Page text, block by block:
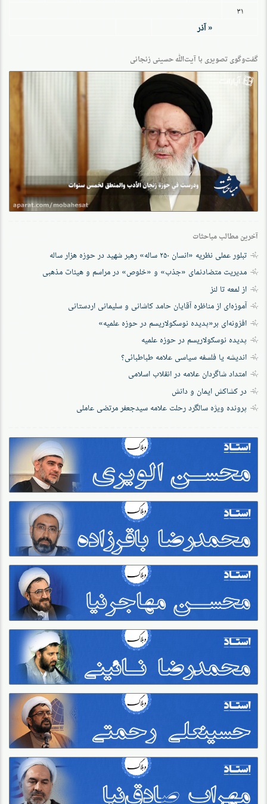
۳۱
« آذر
گفت‌وگو‌ی تصویری با آیت‌الله حسینی زنجانی
آخرین مطالب مباحثات
تبلور عملی نظریه «انسان ۲۵۰ ساله» رهبر شهید در حوزه هزار ساله
مدیریت متضادنمای «جذب» و «خلوص» در مراسم و هیئات مذهبی
از لمعه تا لنز
آموزه‌ای از مناظره آقایان حامد کاشانی و سلیمانی اردستانی
افزونه‌ای بر«پدیده نوسکولاریسم در حوزه‌ علمیه»
پدیده نوسکولاریسم در حوزه علمیه
اندیشه یا فلسفه سیاسی علامه طباطبائی؟
امتداد شاگردان علامه در انقلاب اسلامی
در کشاکش ایمان و دانش
پرونده‌ ویژه سالگرد رحلت علامه سیدجعفر مرتضی عاملی